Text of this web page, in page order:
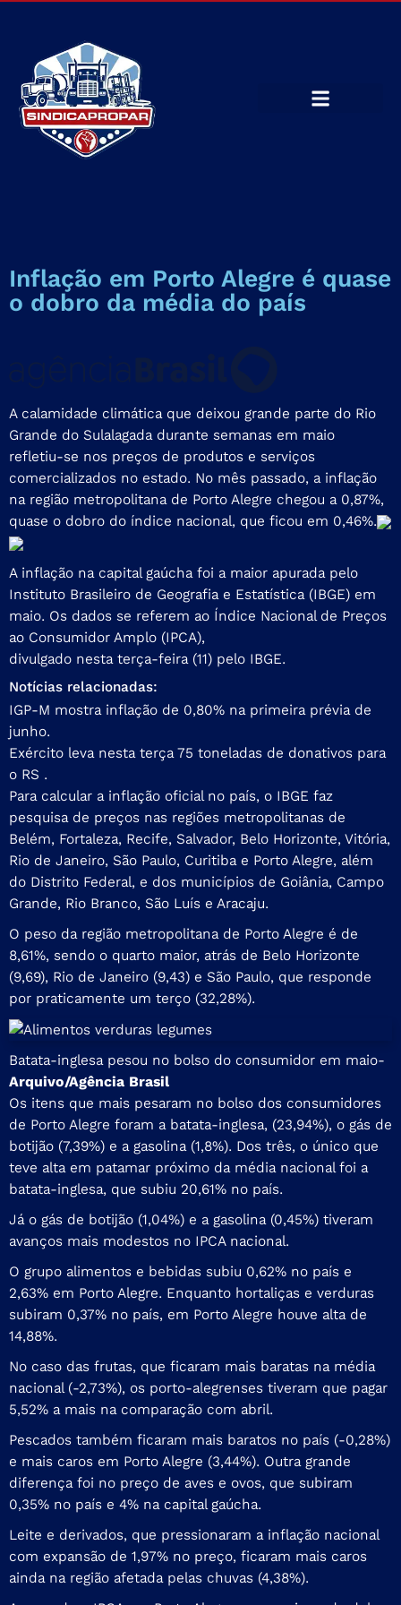
Inflação em Porto Alegre é quase
o dobro da média do país
A calamidade climática que deixou grande parte do Rio
Grande do Sulalagadadurante semanas em maio
refletiu-se nos preços de produtos e serviços
comercializados no estado. No mês passado, a inflação
na região metropolitana de Porto Alegre chegou a 0,87%,
quase o dobro do índice nacional, que ficou em 0,46%.
A inflação na capital gaúcha foi a maior apurada pelo
Instituto Brasileiro de Geografia e Estatística (IBGE) em
maio. Os dados se referem ao Índice Nacional de Preços
ao Consumidor Amplo (IPCA),
divulgado nesta terça-feira (11) pelo IBGE.
Notícias relacionadas:
IGP-M mostra inflação de 0,80% na primeira prévia de
junho.
Exército leva nesta terça 75 toneladas de donativos para
o RS .
Para calcular a inflação oficial no país, o IBGE faz
pesquisa de preços nas regiões metropolitanas de
Belém, Fortaleza, Recife, Salvador, Belo Horizonte, Vitória,
Rio de Janeiro, São Paulo, Curitiba e Porto Alegre, além
do Distrito Federal, e dos municípios de Goiânia, Campo
Grande, Rio Branco, São Luís e Aracaju.
O peso da região metropolitana de Porto Alegre é de
8,61%, sendo o quarto maior, atrás de Belo Horizonte
(9,69), Rio de Janeiro (9,43) e São Paulo, que responde
por praticamente um terço (32,28%).
Batata-inglesa pesou no bolso do consumidor em maio-
Arquivo/Agência Brasil
Os itens que mais pesaram no bolso dos consumidores
de Porto Alegre foram a batata-inglesa, (23,94%), o gás de
botijão (7,39%) e a gasolina (1,8%). Dos três, o único que
teve alta em patamar próximo da média nacional foi a
batata-inglesa, que subiu 20,61% no país.
Já o gás de botijão (1,04%) e a gasolina (0,45%) tiveram
avanços mais modestos no IPCA nacional.
O grupo alimentos e bebidas subiu 0,62% no país e
2,63% em Porto Alegre. Enquanto hortaliças e verduras
subiram 0,37% no país, em Porto Alegre houve alta de
14,88%.
No caso das frutas, que ficaram mais baratas na média
nacional (-2,73%), os porto-alegrenses tiveram que pagar
5,52% a mais na comparação com abril.
Pescados também ficaram mais baratos no país (-0,28%)
e mais caros em Porto Alegre (3,44%). Outra grande
diferença foi no preço de aves e ovos, que subiram
0,35% no país e 4% na capital gaúcha.
Leite e derivados, que pressionaram a inflação nacional
com expansão de 1,97% no preço, ficaram mais caros
ainda na região afetada pelas chuvas (4,38%).